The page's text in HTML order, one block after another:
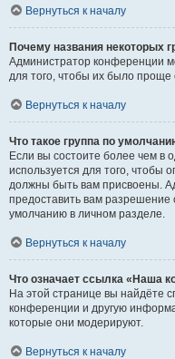
Вернуться к началу
Почему названия некоторых
Администратор конференции
для того, чтобы их было проще
Вернуться к началу
Что такое группа по
Если вы состоите более чем в
используется для того, чтобы
должны быть вам присвоены.
предоставить вам разрешение
умолчанию в личном разделе.
Вернуться к началу
Что означает ссылка «Наша
На этой странице вы найдёте
конференции и другую
которые они модерируют.
Вернуться к началу